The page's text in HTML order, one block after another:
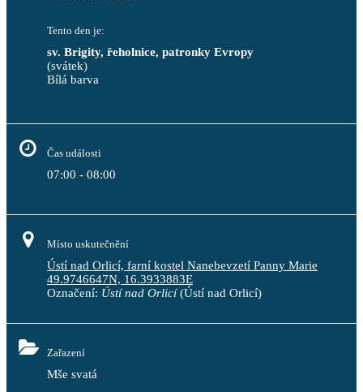
Tento den je:
sv. Brigity, řeholnice, patronky Evropy
(svátek)
Bílá barva
Čas události
07:00 - 08:00
Místo uskutečnění
Ústí nad Orlicí, farní kostel Nanebevzetí Panny Marie
49.9746647N, 16.3933883E
Označení: Ústí nad Orlicí(Ústí nad Orlicí)
Zařazení
Mše svatá